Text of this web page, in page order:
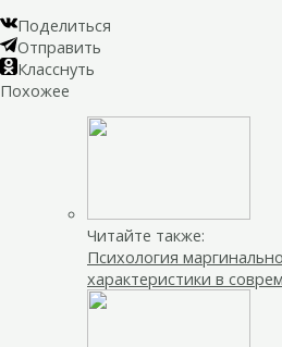
Поделиться
Отправить
Класснуть
Похожее
Читайте также:
Психология
характеристики в